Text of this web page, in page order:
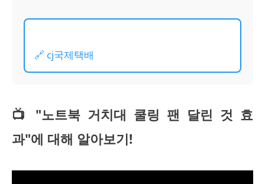
🔗 cj국제택배
📺 "노트북 거치대 쿨링 팬 달린 것 효
과"에 대해 알아보기!